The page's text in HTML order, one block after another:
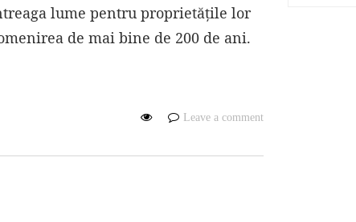
lume pentru proprietățile lor
de mai bine de 200 de ani.
Leave a comment